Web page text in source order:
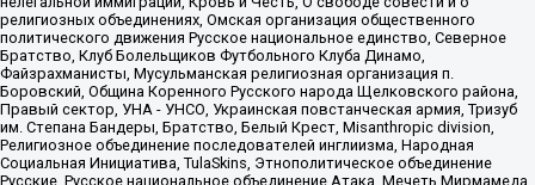
религиозных объединениях, Омская организация общественного
политического движения Русское национальное единство, Северное
Братство, Клуб Болельщиков Футбольного Клуба Динамо,
Файзрахманисты, Мусульманская религиозная организация п.
Боровский, Община Коренного Русского народа Щелковского района,
Правый сектор, УНА - УНСО, Украинская повстанческая армия, Тризуб
им. Степана Бандеры, Братство, Белый Крест, Misanthropic division,
Религиозное объединение последователей инглиизма, Народная
Социальная Инициатива, TulaSkins, Этнополитическое объединение
Русские, Русское национальное объединение Атака, Мечеть Мирмамеда,